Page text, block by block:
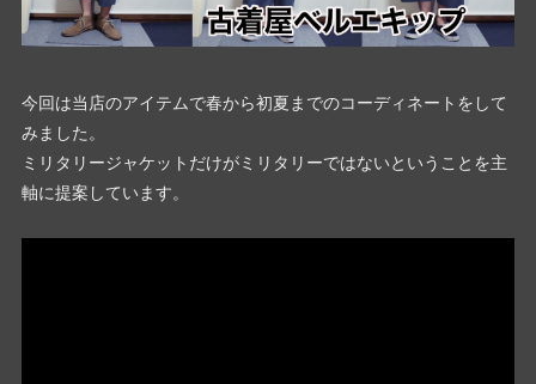
今回は当店のアイテムで春から初夏までのコーディネートをして
みました。
ミリタリージャケットだけがミリタリーではないということを主
軸に提案しています。